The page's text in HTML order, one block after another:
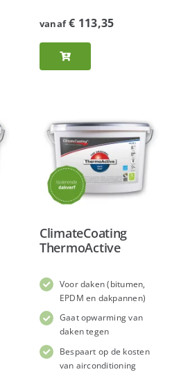
vanaf € 113,35
ClimateCoating
ThermoActive
Voor daken (bitumen,
EPDM en dakpannen)
Gaat opwarming van
daken tegen
Bespaart op de kosten
van airconditioning